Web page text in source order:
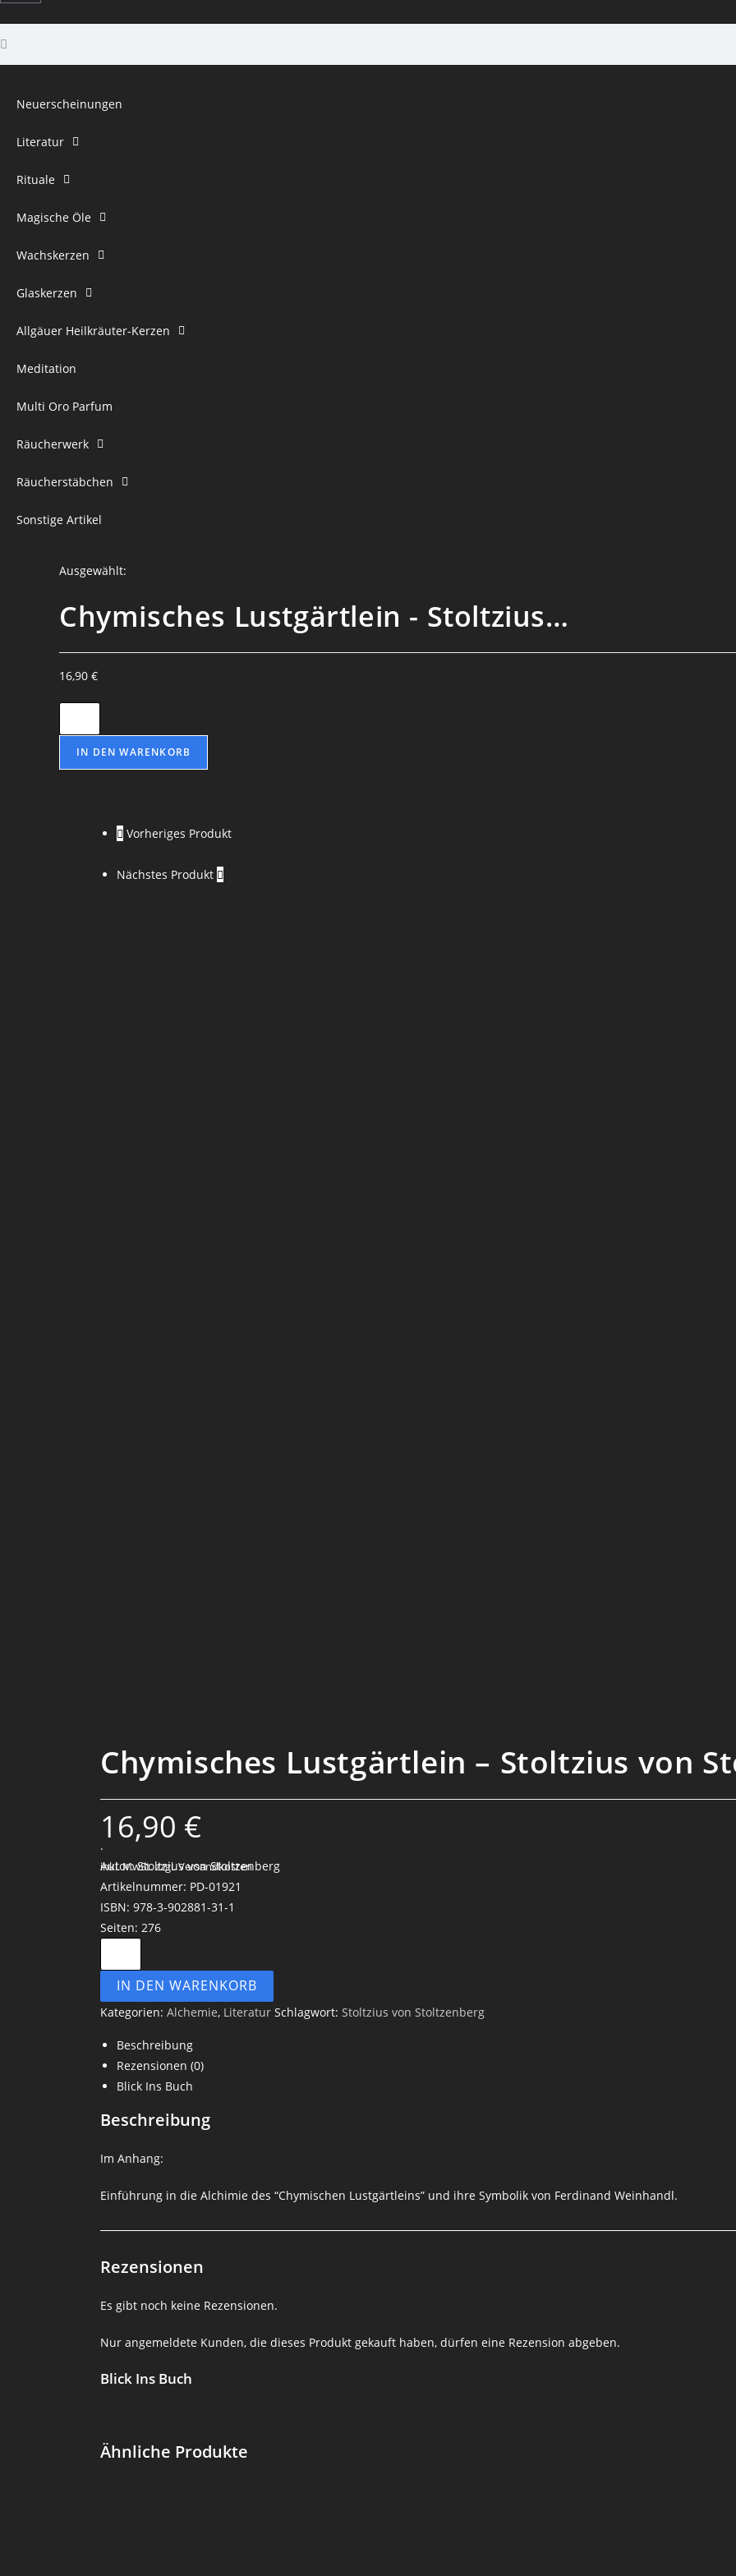
Neuerscheinungen
Literatur
Rituale
Magische Öle
Wachskerzen
Glaskerzen
Allgäuer Heilkräuter-Kerzen
Meditation
Multi Oro Parfum
Räucherwerk
Räucherstäbchen
Sonstige Artikel
Ausgewählt:
Chymisches Lustgärtlein - Stoltzius…
16,90 €
IN DEN WARENKORB
Vorheriges Produkt
Nächstes Produkt
Chymisches Lustgärtlein – Stoltzius von
16,90 €
inkl. MwSt. zzgl. Versandkosten
.
Autor: Stoltzius von Stoltzenberg
Artikelnummer: PD-01921
ISBN: 978-3-902881-31-1
Seiten: 276
IN DEN WARENKORB
Kategorien: Alchemie, Literatur Schlagwort: Stoltzius von Stoltzenberg
Beschreibung
Rezensionen (0)
Blick Ins Buch
Beschreibung
Im Anhang:
Einführung in die Alchimie des “Chymischen Lustgärtleins” und ihre Symbolik von Ferdinand Weinhandl.
Rezensionen
Es gibt noch keine Rezensionen.
Nur angemeldete Kunden, die dieses Produkt gekauft haben, dürfen eine Rezension abgeben.
Blick Ins Buch
Ähnliche Produkte